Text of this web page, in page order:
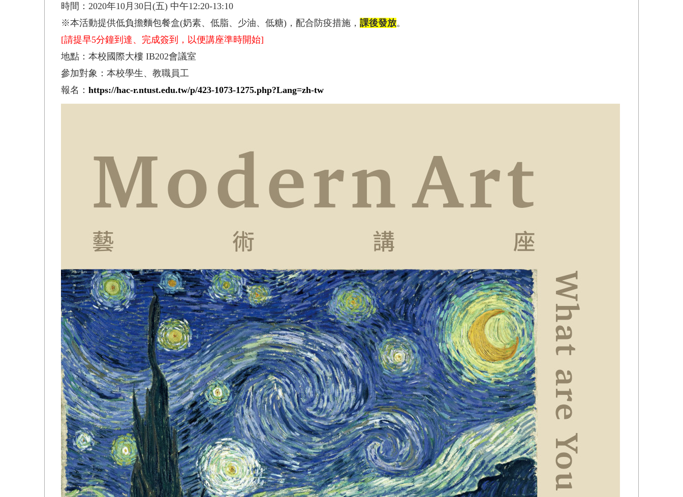
時間：2020年10月30日(五) 中午12:20-13:10
※本活動提供低負擔麵包餐盒(奶素、低脂、少油、低糖)，配合防疫措施， 課後發放。
[請提早5分鐘到達、完成簽到，以便講座準時開始]
地點：本校國際大樓 IB202會議室
參加對象：本校學生、教職員工
報名： https://hac-r.ntust.edu.tw/p/423-1073-1275.php?Lang=zh-tw